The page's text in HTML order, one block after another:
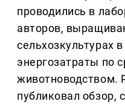
проводились в
авторов,
сельхозкультурах
энергозатраты по
животноводством.
публиковал обзор,